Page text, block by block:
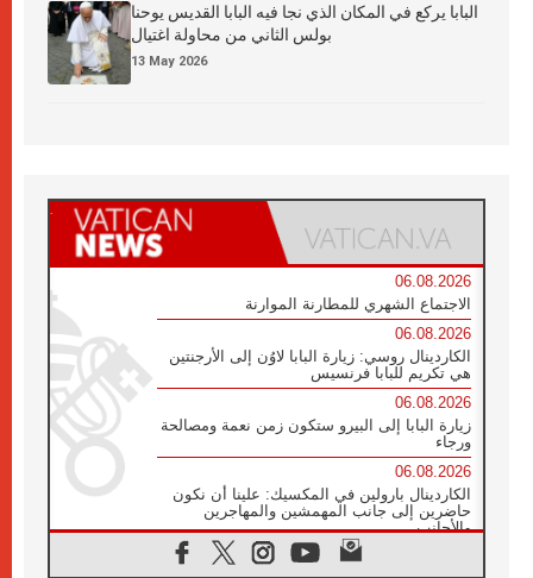
البابا يركع في المكان الذي نجا فيه البابا القديس يوحنا
بولس الثاني من محاولة اغتيال
13 May 2026
06.08.2026
الاجتماع الشهري للمطارنة الموارنة
06.08.2026
الكاردينال روسي: زيارة البابا لاوُن إلى الأرجنتين
هي تكريم للبابا فرنسيس
06.08.2026
زيارة البابا إلى البيرو ستكون زمن نعمة ومصالحة
ورجاء
06.08.2026
الكاردينال بارولين في المكسيك: علينا أن نكون
حاضرين إلى جانب المهمشين والمهاجرين
والأجانب